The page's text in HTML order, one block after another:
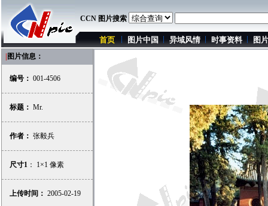
CCN 图片搜索
首页 图片中国 异域风情 时事资料 图
图片信息：
编号： 001-4506
标题： Mr.
作者： 张毅兵
尺寸1 ： 1×1 像素
上传时间： 2005-02-19